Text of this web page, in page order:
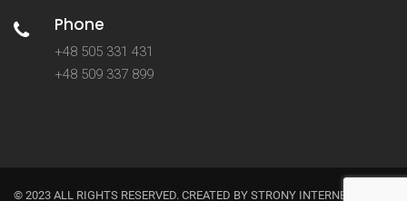
Phone
+48 505 331 431
+48 509 337 899
© 2023 ALL RIGHTS RESERVED. CREATED BY STRONY INTERNETOWE